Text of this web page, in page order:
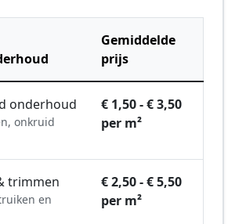
Gemiddelde
prijs
onderhoud
onkruid
€ 1,50 - € 3,50
per m²
trimmen
en
€ 2,50 - € 5,50
per m²